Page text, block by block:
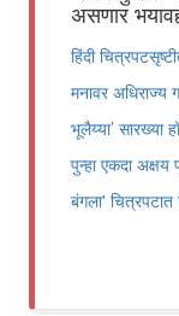
असणार
हिंदी
मनावर
भूलैय्या’ सारख्या
पुन्हा एकदा अक्षय
बंगला'